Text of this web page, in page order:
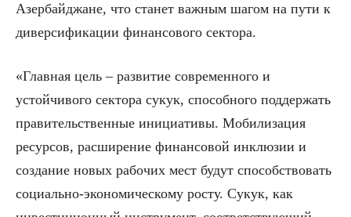
Азербайджане, что станет важным шагом на пути к
диверсификации финансового сектора.
«Главная цель – развитие современного и
устойчивого сектора сукук, способного поддержать
правительственные инициативы. Мобилизация
ресурсов, расширение финансовой инклюзии и
создание новых рабочих мест будут способствовать
социально-экономическому росту. Сукук, как